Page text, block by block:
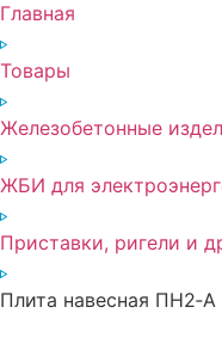
Главная
Товары
Железобетонные
ЖБИ для
Приставки, ригели и
Плита навесная ПН2‑А